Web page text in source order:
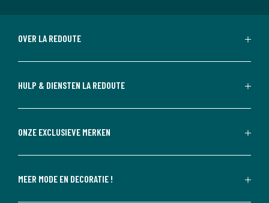
OVER LA REDOUTE
HULP & DIENSTEN LA REDOUTE
ONZE EXCLUSIEVE MERKEN
MEER MODE EN DECORATIE !